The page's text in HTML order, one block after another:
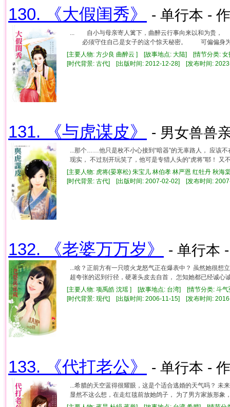
130. 《大假闺秀》 - 单行本 -
... 自小与母亲寄人篱下，曲醉云行事向来以和为贵
必须守住自己是女子的这个惊天秘密。 可偏偏身为
[主要人物: 方少良 曲醉云 ] [故事地点: 大陆] [情节分类: 女
[时代背景: 古代] [出版时间: 2012-12-28] [发布时间:
131. 《与虎谋皮》 - 男女兽兽
...那个……他只是枚不小心接到“暗器”的无辜路人， 应该
现实， 不过别开玩笑了，他可是专猎人头的“虎将”耶！ 又
[主要人物: 虎将(晏寒松) 朱宝儿 林伯孝 林严恩 红牡丹 秋
[时代背景: 古代] [出版时间: 2007-02-02] [发布时间:
132. 《老婆万万岁》 - 单行本
...啥？正前方有一只喷火龙怒气正在爆表中？ 虽然她很
超夸张的迟到行径，硬著头皮去自首， 怎知她都已经诚心
[主要人物: 项禹皓 沈瑶 ] [故事地点: 台湾] [情节分类: 斗气
[时代背景: 现代] [出版时间: 2006-11-15] [发布时间:
133. 《代打老公》 - 单行本 -
...希腊的天空蓝得很耀眼，这是个适合逃婚的天气吗？
显然不这么想，在走红毯前放她鸽子， 为了男方家族形象